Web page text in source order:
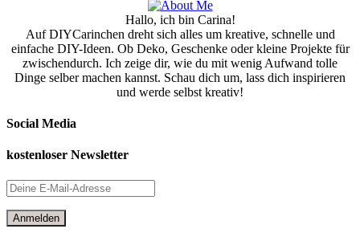
Hallo, ich bin Carina!
Auf DIYCarinchen dreht sich alles um kreative, schnelle und
einfache DIY-Ideen. Ob Deko, Geschenke oder kleine Projekte für
zwischendurch. Ich zeige dir, wie du mit wenig Aufwand tolle
Dinge selber machen kannst. Schau dich um, lass dich inspirieren
und werde selbst kreativ!
Social Media
kostenloser Newsletter